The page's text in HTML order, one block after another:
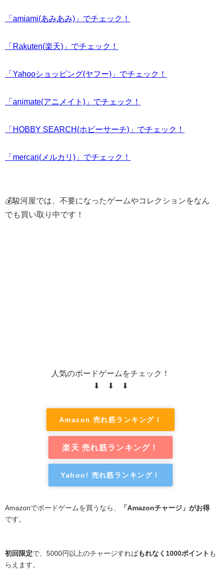
「amiami(あみあみ)」でチェック！
「Rakuten(楽天)」でチェック！
「Yahooショッピング(ヤフー)」でチェック！
「animate(アニメイト)」でチェック！
「HOBBY SEARCH(ホビーサーチ)」でチェック！
「mercari(メルカリ)」でチェック！
💰駿河屋では、不要になったゲームやコレクションをなん
でも買い取り中です！
人気のボードゲームをチェック！
⬇ ⬇ ⬇
Amazon 売れ筋ランキング！
楽天 売れ筋ランキング！
Yahoo! 売れ筋ランキング！
Amazonでボードゲームを買うなら、
「Amazonチャージ」がお得
です。
初回限定で、5000円以上のチャージすればもれなく1000ポイント も
らえます。